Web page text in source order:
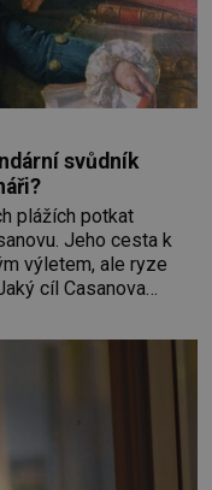
svůdník
plážích potkat
Jeho cesta k
výletem, ale ryze
cíl Casanova
zednářské lóže.
protože do